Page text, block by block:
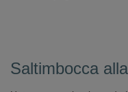
Saltimbocca